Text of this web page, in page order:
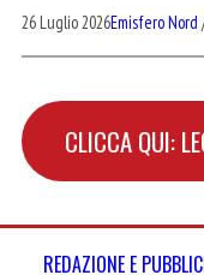
26 Luglio 2026Emisfero Nord
CLICCA QUI:
REDAZIONE E